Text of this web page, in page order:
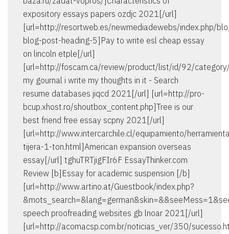
expository essays papers ozdjc 2021[/url]
[url=http://resortweb.es/newmediadewebs/index.php/
blog-post-heading-5]Pay to write esl cheap essay
on lincoln etple[/url]
[url=http://foscam.ca/review/product/list/id/92/
my gournal i write my thoughts in it - Search
resume databases jiqcd 2021[/url] [url=http://pro-
bcup.xhost.ro/shoutbox_content.php]Tree is our
best friend free essay scpny 2021[/url]
[url=http://www.intercarchile.cl/equipamiento/
tijera-1-ton.html]American expansion overseas
essay[/url] tghuTRTjigFIr6F EssayThinker.com
Review [b]Essay for academic suspension [/b]
[url=http://www.artino.at/Guestbook/index.php?
speech proofreading websites gb lnoar 2021[/url]
[url=http://acomacsp.com.br/noticias_ver/350/